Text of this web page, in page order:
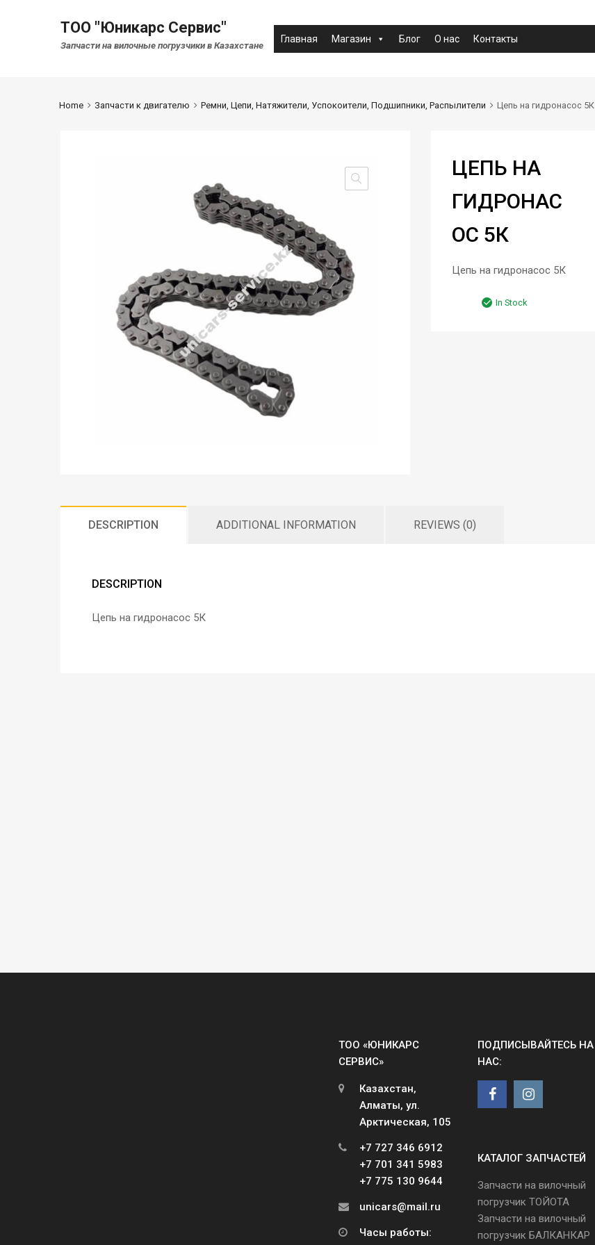
ТОО "Юникарс Сервис"
Запчасти на вилочные погрузчики в Казахстане
Главная Магазин Блог О нас Контакты
Home Запчасти к двигателю Ремни, Цепи, Натяжители, Успокоители, Подшипники, Распылители Цепь на гидронасос 5К
ЦЕПЬ НА
ГИДРОНАС
ОС 5К
Цепь на гидронасос 5К
In Stock
DESCRIPTION ADDITIONAL INFORMATION REVIEWS (0)
DESCRIPTION
Цепь на гидронасос 5К
ТОО «ЮНИКАРС
СЕРВИС»
Казахстан,
Алматы, ул.
Арктическая, 105
+7 727 346 6912
+7 701 341 5983
+7 775 130 9644
unicars@mail.ru
Часы работы:
ПОДПИСЫВАЙТЕСЬ НА
НАС:
КАТАЛОГ ЗАПЧАСТЕЙ
Запчасти на вилочный
погрузчик ТОЙОТА
Запчасти на вилочный
погрузчик БАЛКАНКАР